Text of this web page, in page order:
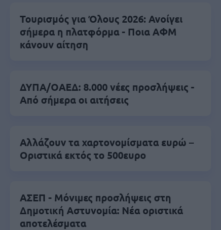
Τουρισμός για Όλους 2026: Ανοίγει
σήμερα η πλατφόρμα - Ποια ΑΦΜ
κάνουν αίτηση
ΔΥΠΑ/ΟΑΕΔ: 8.000 νέες προσλήψεις -
Από σήμερα οι αιτήσεις
Αλλάζουν τα χαρτονομίσματα ευρώ –
Οριστικά εκτός το 500ευρο
ΑΣΕΠ - Μόνιμες προσλήψεις στη
Δημοτική Αστυνομία: Νέα οριστικά
αποτελέσματα